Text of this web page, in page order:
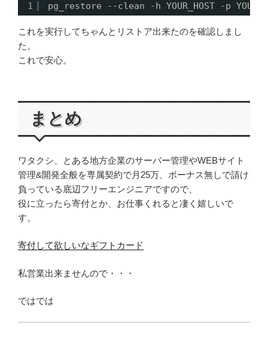
1 pg_restore --clean -h YOUR_HOST -p
これを実行してちゃんとリストア出来たのを確認しまし
た。
これで安心。
まとめ
ワタクシ、とある地方企業のサーバー管理やWEBサイト
管理&開発全般を専属契約で月25万、ボーナス無しで請け
負っている底辺フリーエンジニアですので、
役に立ったら寄付とか、お仕事くれると凄く嬉しいで
す。
寄付して欲しいなギフトカード
私営業出来ませんので・・・
ではでは